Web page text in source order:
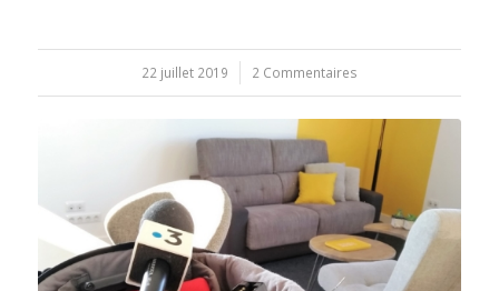
22 juillet 2019
/ 2 Commentaires